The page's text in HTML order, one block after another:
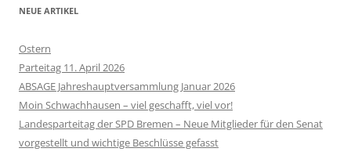
NEUE ARTIKEL
Ostern
Parteitag 11. April 2026
ABSAGE Jahreshauptversammlung Januar 2026
Moin Schwachhausen – viel geschafft, viel vor!
Landesparteitag der SPD Bremen – Neue Mitglieder für den Senat
vorgestellt und wichtige Beschlüsse gefasst